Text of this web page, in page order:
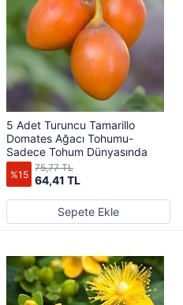
5 Adet Turuncu Tamarillo
Domates Ağacı Tohumu-
Sadece Tohum Dünyasında
%15 64,41 TL
75,77 TL
Sepete Ekle